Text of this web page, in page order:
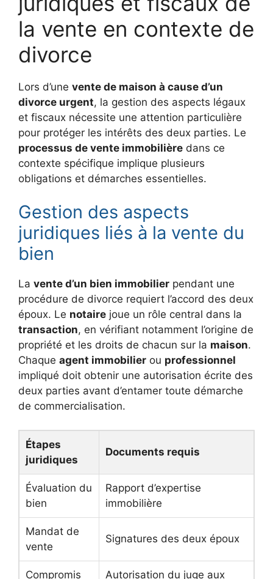
la vente en contexte de
divorce
Lors d’une vente de maison à cause d’un
divorce urgent, la gestion des aspects légaux
et fiscaux nécessite une attention particulière
pour protéger les intérêts des deux parties. Le
processus de vente immobilière dans ce
contexte spécifique implique plusieurs
obligations et démarches essentielles.
Gestion des aspects
juridiques liés à la vente du
bien
La vente d’un bien immobilier pendant une
procédure de divorce requiert l’accord des deux
époux. Le notaire joue un rôle central dans la
transaction, en vérifiant notamment l’origine de
propriété et les droits de chacun sur la maison.
Chaque agent immobilier ou professionnel
impliqué doit obtenir une autorisation écrite des
deux parties avant d’entamer toute démarche
de commercialisation.
Étapes
juridiques
Documents requis
Évaluation du
bien
Rapport d’expertise
immobilière
Mandat de
vente
Signatures des deux époux
Compromis Autorisation du juge aux